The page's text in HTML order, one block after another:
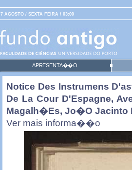
7 AGOSTO / SEXTA FEIRA / 03:00
APRESENTA��O
Notice Des Instrumens
De La Cour D'Espagne,
Magalh�es, Jo�o Jacinto
Ver mais informa��o